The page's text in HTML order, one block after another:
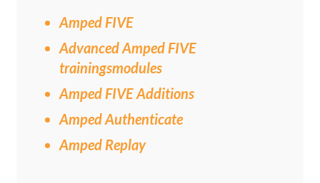
Amped FIVE
Advanced Amped FIVE
trainingsmodules
Amped FIVE Additions
Amped Authenticate
Amped Replay